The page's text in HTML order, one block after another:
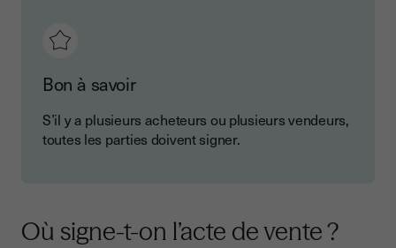
Bon à savoir
S’il y a plusieurs acheteurs ou plusieurs vendeurs,
toutes les parties doivent signer.
Où signe-t-on l’acte de vente ?